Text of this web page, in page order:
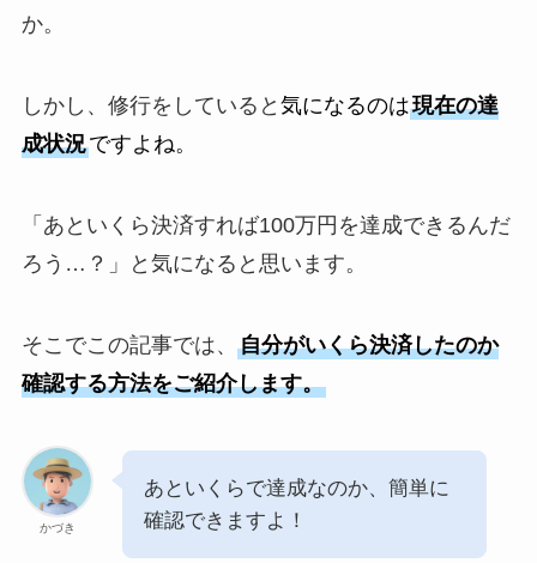
か。
しかし、修行をしていると 気になるのは現在の達
成状況ですよね。
「あといくら決済すれば100万円を達成できるんだ
ろう…？」と気になると思います。
そこでこの記事では、 自分がいくら決済したのか
確認する方法をご紹介します。
かづき
あといくらで達成なのか、簡単に
確認できますよ！